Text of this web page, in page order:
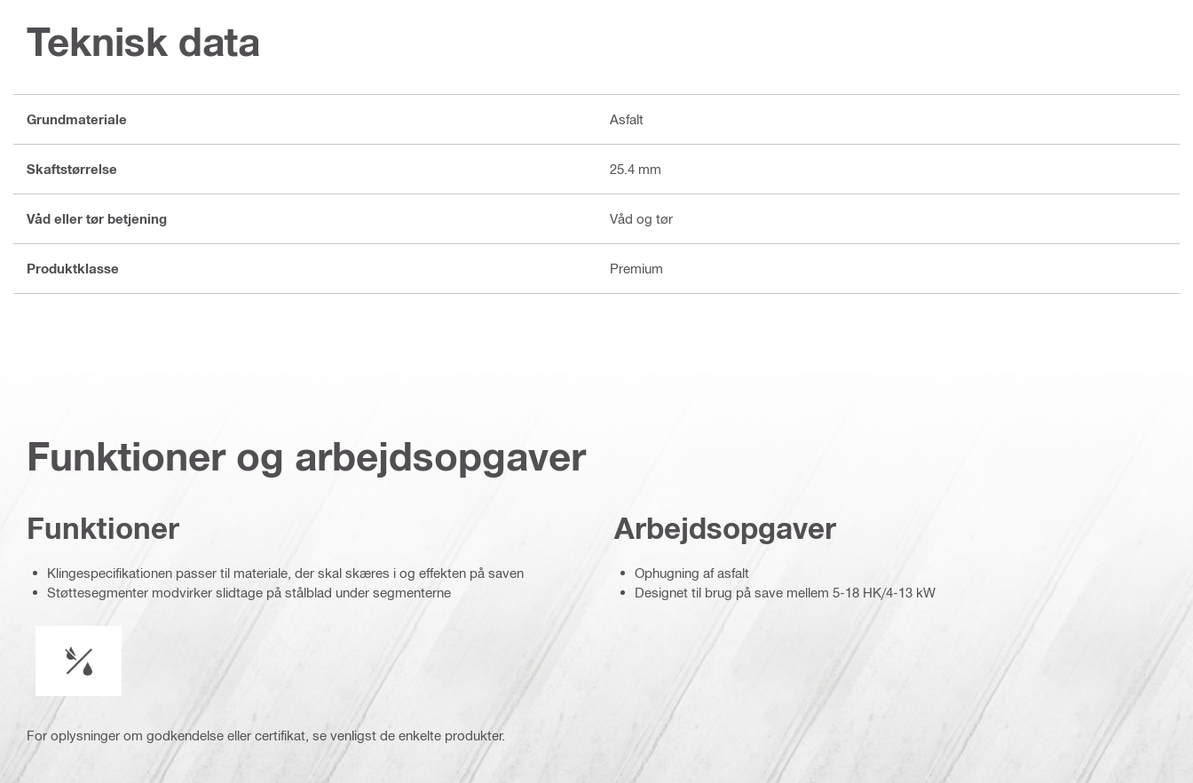
Teknisk data
Grundmateriale Asfalt
Skaftstørrelse 25.4 mm
Våd eller tør betjening Våd og tør
Produktklasse Premium
Funktioner og arbejdsopgaver
Funktioner
Klingespecifikationen passer til materiale, der skal skæres i og effekten på saven
Støttesegmenter modvirker slidtage på stålblad under segmenterne
Arbejdsopgaver
Ophugning af asfalt
Designet til brug på save mellem 5-18 HK/4-13 kW
For oplysninger om godkendelse eller certifikat, se venligst de enkelte produkter.